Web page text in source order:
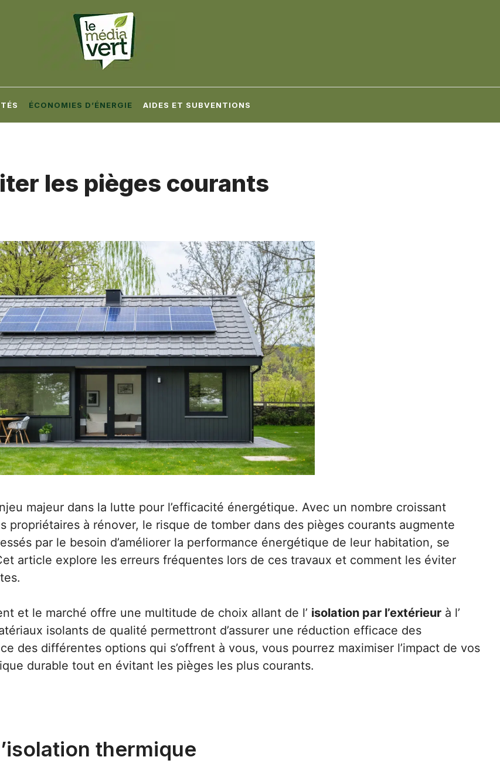
ÉCONOMIES D’ÉNERGIE AIDES ET SUBVENTIONS
les pièges courants
majeur dans la lutte pour l’efficacité énergétique. Avec un nombre croissant
propriétaires à rénover, le risque de tomber dans des pièges courants augmente
par le besoin d’améliorer la performance énergétique de leur habitation, se
article explore les erreurs fréquentes lors de ces travaux et comment les éviter
et le marché offre une multitude de choix allant de l’ isolation par l’extérieur à l’
isolants de qualité permettront d’assurer une réduction efficace des
des différentes options qui s’offrent à vous, vous pourrez maximiser l’impact de vos
durable tout en évitant les pièges les plus courants.
thermique